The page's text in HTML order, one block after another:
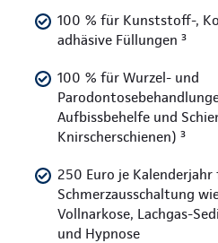
100 % für Kunststoff-,
adhäsive Füllungen ³
100 % für Wurzel- und
Aufbissbehelfe und
Knirscherschienen) ³
250 Euro je
Schmerzausschaltung
Vollnarkose, Lachgas-
und Hypnose